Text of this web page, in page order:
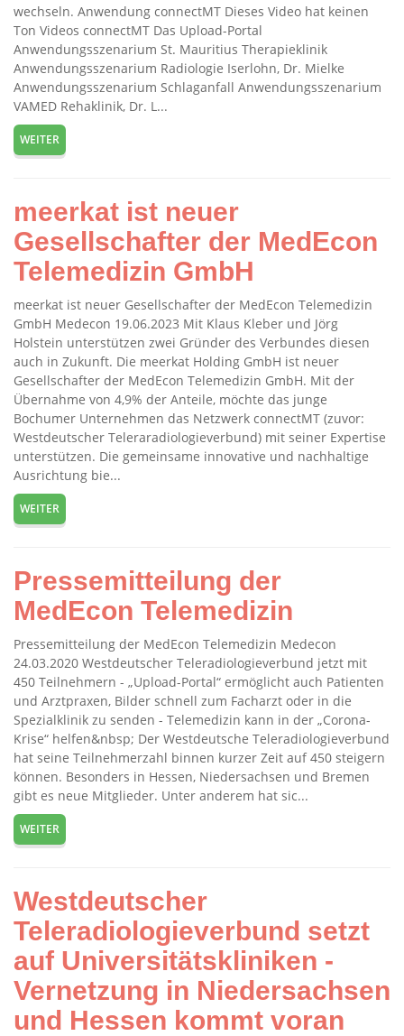
wechseln. Anwendung connectMT Dieses Video hat keinen
Ton Videos connectMT Das Upload-Portal
Anwendungsszenarium St. Mauritius Therapieklinik
Anwendungsszenarium Radiologie Iserlohn, Dr. Mielke
Anwendungsszenarium Schlaganfall Anwendungsszenarium
VAMED Rehaklinik, Dr. L...
WEITER
meerkat ist neuer
Gesellschafter der MedEcon
Telemedizin GmbH
meerkat ist neuer Gesellschafter der MedEcon Telemedizin
GmbH Medecon 19.06.2023 Mit Klaus Kleber und Jörg
Holstein unterstützen zwei Gründer des Verbundes diesen
auch in Zukunft. Die meerkat Holding GmbH ist neuer
Gesellschafter der MedEcon Telemedizin GmbH. Mit der
Übernahme von 4,9% der Anteile, möchte das junge
Bochumer Unternehmen das Netzwerk connectMT (zuvor:
Westdeutscher Teleraradiologieverbund) mit seiner Expertise
unterstützen. Die gemeinsame innovative und nachhaltige
Ausrichtung bie...
WEITER
Pressemitteilung der
MedEcon Telemedizin
Pressemitteilung der MedEcon Telemedizin Medecon
24.03.2020 Westdeutscher Teleradiologieverbund jetzt mit
450 Teilnehmern - „Upload-Portal“ ermöglicht auch Patienten
und Arztpraxen, Bilder schnell zum Facharzt oder in die
Spezialklinik zu senden - Telemedizin kann in der „Corona-
Krise“ helfen&nbsp; Der Westdeutsche Teleradiologieverbund
hat seine Teilnehmerzahl binnen kurzer Zeit auf 450 steigern
können. Besonders in Hessen, Niedersachsen und Bremen
gibt es neue Mitglieder. Unter anderem hat sic...
WEITER
Westdeutscher
Teleradiologieverbund setzt
auf Universitätskliniken -
Vernetzung in Niedersachsen
und Hessen kommt voran